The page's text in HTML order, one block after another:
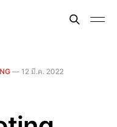
— 12 มี.ค. 2022